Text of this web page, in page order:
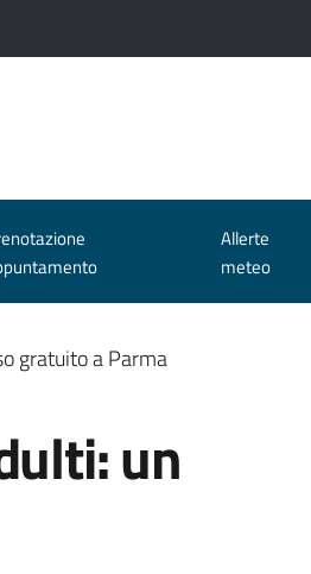
Allerte
meteo
gratuito a Parma
un